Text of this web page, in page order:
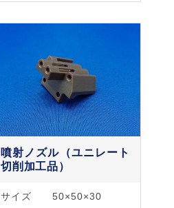
噴射ノズル（ユニレート
切削加工品）
サイズ 50×50×30